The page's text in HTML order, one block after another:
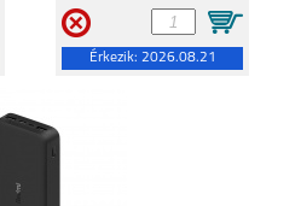
Érkezik: 2026.08.21